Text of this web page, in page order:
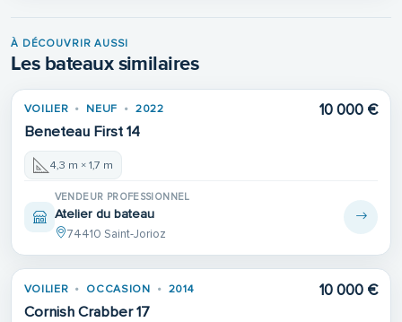
À DÉCOUVRIR AUSSI
Les bateaux similaires
VOILIER NEUF 2022
Beneteau First 14
10 000 €
4,3 m × 1,7 m
VENDEUR PROFESSIONNEL
Atelier du bateau
74410 Saint-Jorioz
VOILIER OCCASION 2014
Cornish Crabber 17
10 000 €